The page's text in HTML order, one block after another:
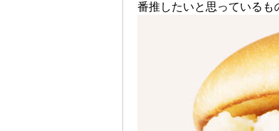
番推したいと思っているも